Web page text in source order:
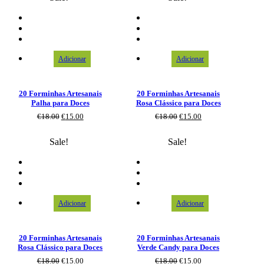
Adicionar
20 Forminhas Artesanais
Palha para Doces
€18.00 €15.00
Adicionar
20 Forminhas Artesanais
Rosa Clássico para Doces
€18.00 €15.00
Sale!
Adicionar
20 Forminhas Artesanais
Rosa Clássico para Doces
€18.00 €15.00
Sale!
Adicionar
20 Forminhas Artesanais
Verde Candy para Doces
€18.00 €15.00